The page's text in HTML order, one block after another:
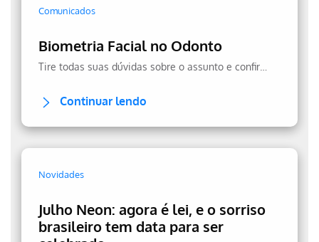
Comunicados
Biometria Facial no Odonto
Continuar lendo
Novidades
Julho Neon: agora é lei, e o sorriso
brasileiro tem data para ser